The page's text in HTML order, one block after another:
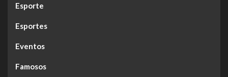
Esporte
Esportes
Eventos
Famosos